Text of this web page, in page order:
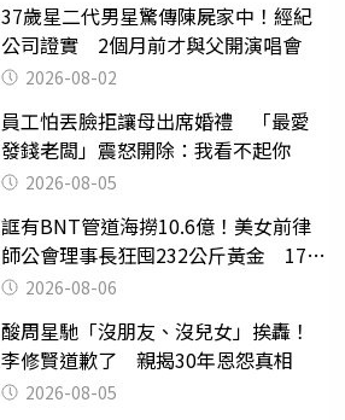
37歲星二代男星驚傳陳屍家中！經紀
公司證實 2個月前才與父開演唱會
2026-08-02
員工怕丟臉拒讓母出席婚禮 「最愛
發錢老闆」震怒開除：我看不起你
2026-08-05
誆有BNT管道海撈10.6億！美女前律
師公會理事長狂囤232公斤黃金 17人
遭起訴
2026-08-06
酸周星馳「沒朋友、沒兒女」挨轟！
李修賢道歉了 親揭30年恩怨真相
2026-08-05